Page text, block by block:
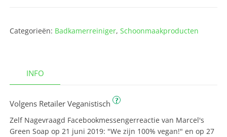
Categorieën: Badkamer­reiniger,Schoonmaak­producten
INFO
Volgens Retailer Veganistisch ?
Zelf Nagevraagd Facebookmessengerreactie van Marcel's
Green Soap op 21 juni 2019: "We zijn 100% vegan!" en op 27